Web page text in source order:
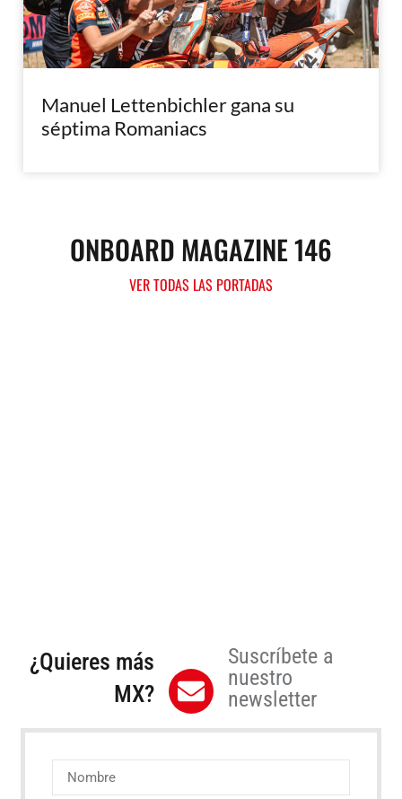
Manuel Lettenbichler gana su
séptima Romaniacs
ONBOARD MAGAZINE 146
VER TODAS LAS PORTADAS
¿Quieres más
MX?
Suscríbete a
nuestro
newsletter